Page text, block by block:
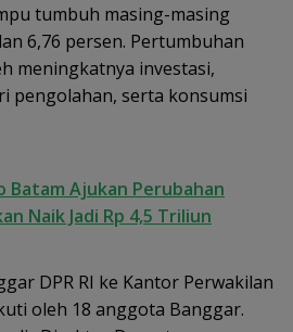
tumbuh masing-masing
6,76 persen. Pertumbuhan
meningkatnya investasi,
pengolahan, serta konsumsi
Batam Ajukan Perubahan
Naik Jadi Rp 4,5 Triliun
DPR RI ke Kantor Perwakilan
oleh 18 anggota Banggar.